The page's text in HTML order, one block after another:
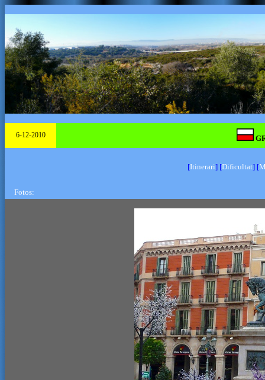
6-12-2010
[Itinerari] [Dificultat] [
Fotos: